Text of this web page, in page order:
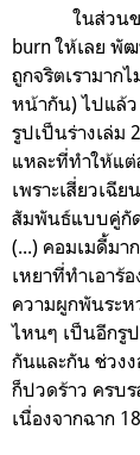
ในส่วนของ
burn ให้เลย พั
ถูกจริตเรามาก
หน้ากัน) ไปแล้ว
รูปเป็นร่างเล่ม
แหละที่ทำให้แต่
เพราะเสี่ยวเ
สัมพันธ์แบบคู่กั
(...) คอมเมดี้มา
เหยาที่ทำเอาร้
ความผูกพันระห
ไหนๆ เป็นอีกรู
กันและกัน ช่วง
ก็ปวดร้าว ครบ
เนื่องจากฉาก